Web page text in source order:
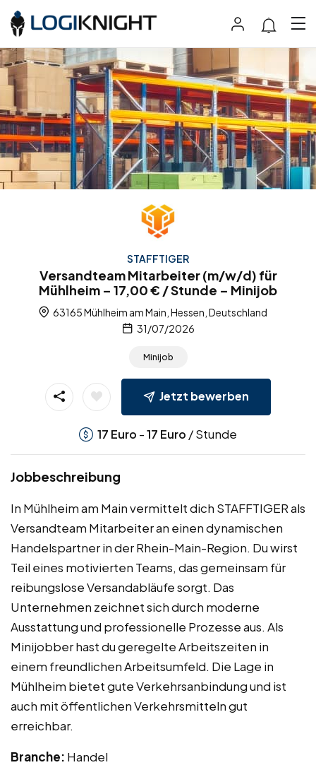
STAFFTIGER
Versandteam Mitarbeiter (m/w/d) für
Mühlheim – 17,00 € / Stunde – Minijob
63165 Mühlheim am Main, Hessen, Deutschland
31/07/2026
Minijob
Jetzt bewerben
17 Euro -17 Euro / Stunde
Jobbeschreibung
In Mühlheim am Main vermittelt dich STAFFTIGER als
Versandteam Mitarbeiter an einen dynamischen
Handelspartner in der Rhein-Main-Region. Du wirst
Teil eines motivierten Teams, das gemeinsam für
reibungslose Versandabläufe sorgt. Das
Unternehmen zeichnet sich durch moderne
Ausstattung und professionelle Prozesse aus. Als
Minijobber hast du geregelte Arbeitszeiten in
einem freundlichen Arbeitsumfeld. Die Lage in
Mühlheim bietet gute Verkehrsanbindung und ist
auch mit öffentlichen Verkehrsmitteln gut
erreichbar.
Branche: Handel